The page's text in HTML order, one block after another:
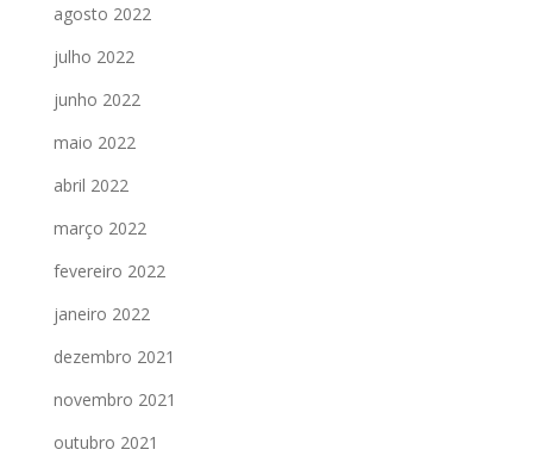
agosto 2022
julho 2022
junho 2022
maio 2022
abril 2022
março 2022
fevereiro 2022
janeiro 2022
dezembro 2021
novembro 2021
outubro 2021